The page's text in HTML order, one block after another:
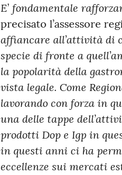
E’ fondamentale
precisato l’assessore
affiancare all’attività di
specie di fronte a
la popolarità della
vista legale. Come
lavorando con forza in
una delle tappe
prodotti Dop e Igp in
in questi anni ci ha
eccellenze sui mercati